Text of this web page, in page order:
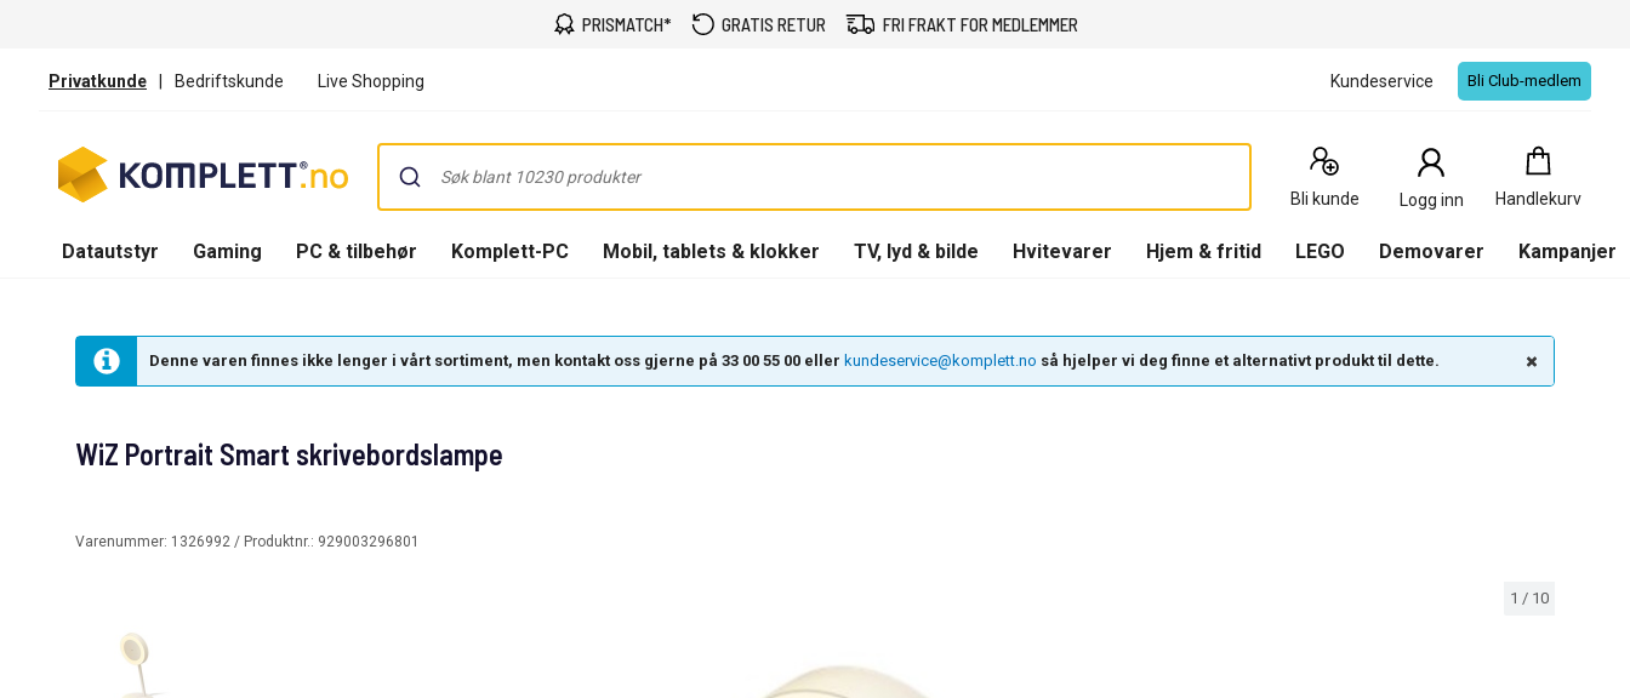
PRISMATCH* GRATIS RETUR FRI FRAKT FOR MEDLEMMER
Privatkunde | Bedriftskunde Live Shopping Kundeservice Bli Club-medlem
Bli kunde Logg inn Handlekurv
Handlekurv
0
Produkter
Datautstyr Gaming PC & tilbehør Komplett-PC Mobil, tablets & klokker TV, lyd & bilde Hvitevarer Hjem & fritid LEGO Demovarer Kampanjer
Denne varen finnes ikke lenger i vårt sortiment, men kontakt oss gjerne på 33 00 55 00 eller kundeservice@komplett.no så hjelper vi deg finne et alternativt produkt til dette.
1 / 10
WiZ Portrait Smart skrivebordslampe
Varenummer: 1326992 / Produktnr.: 929003296801